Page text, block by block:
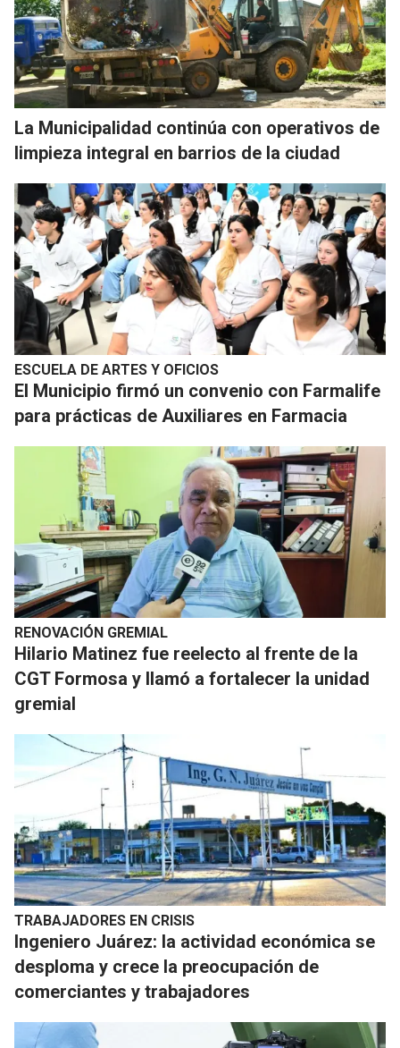
La Municipalidad continúa con operativos de
limpieza integral en barrios de la ciudad
ESCUELA DE ARTES Y OFICIOS
El Municipio firmó un convenio con Farmalife
para prácticas de Auxiliares en Farmacia
RENOVACIÓN GREMIAL
Hilario Matinez fue reelecto al frente de la
CGT Formosa y llamó a fortalecer la unidad
gremial
TRABAJADORES EN CRISIS
Ingeniero Juárez: la actividad económica se
desploma y crece la preocupación de
comerciantes y trabajadores